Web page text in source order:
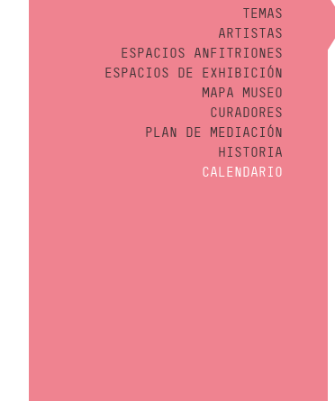
TEMAS
ARTISTAS
ESPACIOS ANFITRIONES
ESPACIOS DE EXHIBICIÓN
MAPA MUSEO
CURADORES
PLAN DE MEDIACIÓN
HISTORIA
CALENDARIO